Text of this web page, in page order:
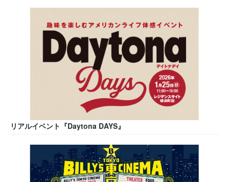
リアルイベント『Daytona DAYS』